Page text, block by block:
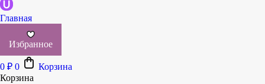
Главная
Избранное
0 ₽ 0
Корзина
Корзина